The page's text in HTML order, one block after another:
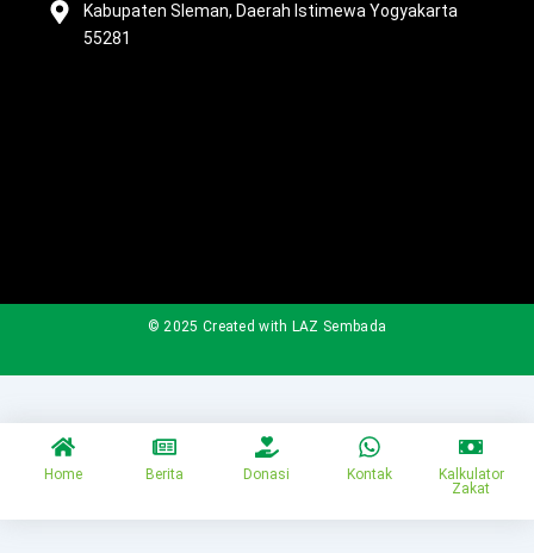
Kabupaten Sleman, Daerah Istimewa Yogyakarta
55281
© 2025 Created with LAZ Sembada
Home Berita Donasi Kontak
Kalkulator
Zakat